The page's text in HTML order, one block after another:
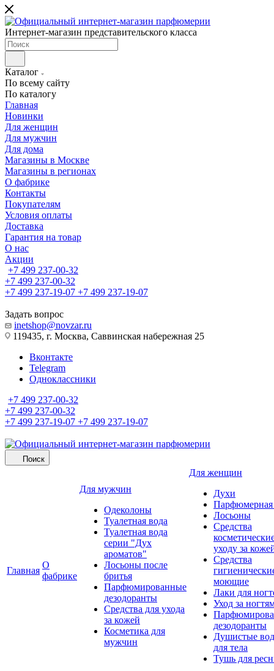
Интернет-магазин представительского класса
Каталог
По всему сайту
По каталогу
Главная
Новинки
Для женщин
Для мужчин
Для дома
Магазины в Москве
Магазины в регионах
О фабрике
Контакты
Покупателям
Условия оплаты
Доставка
Гарантия на товар
О нас
Акции
+7 499 237-00-32
+7 499 237-00-32
+7 499 237-19-07 +7 499 237-19-07
Задать вопрос
inetshop@novzar.ru
119435, г. Москва, Саввинская набережная 25
Вконтакте
Telegram
Одноклассники
+7 499 237-00-32
+7 499 237-00-32
+7 499 237-19-07 +7 499 237-19-07
Поиск
Главная
О
фабрике
Для мужчин
Одеколоны
Туалетная вода
Туалетная вода
серии "Дух
ароматов"
Лосьоны после
бритья
Парфюмированные
дезодоранты
Средства для ухода
за кожей
Косметика для
мужчин
Для женщин
Духи
Парфюмерная
Лосьоны
Средства
уходу за
Средства
моющие
Лаки для
Уход за
дезодоранты
Душистые
для тела
Тушь для